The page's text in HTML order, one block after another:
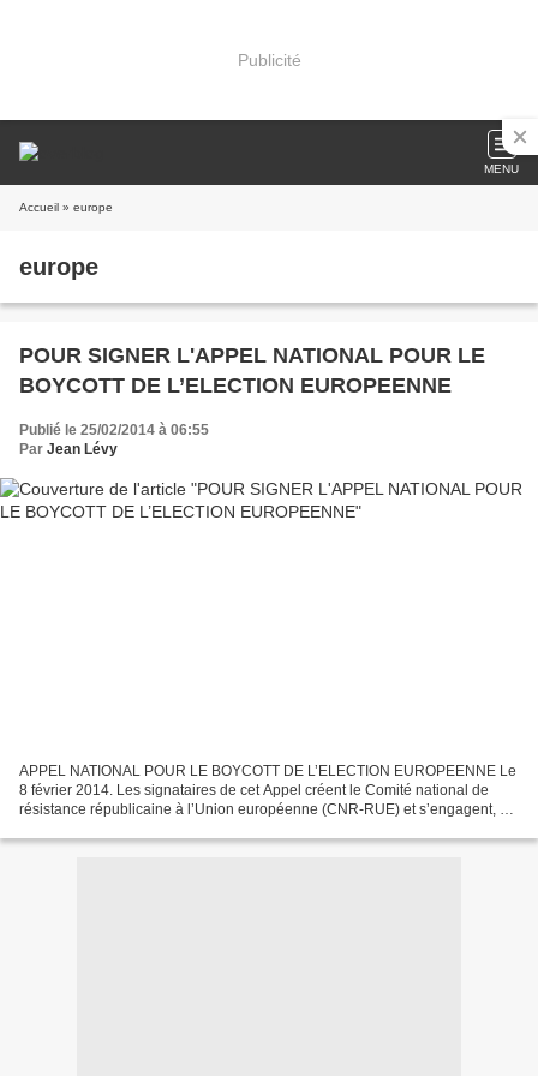
Publicité
MENU
Accueil » europe
europe
POUR SIGNER L'APPEL NATIONAL POUR LE
BOYCOTT DE L’ELECTION EUROPEENNE
Publié le 25/02/2014 à 06:55
Par Jean Lévy
APPEL NATIONAL POUR LE BOYCOTT DE L’ELECTION EUROPEENNE Le
8 février 2014. Les signataires de cet Appel créent le Comité national de
résistance républicaine à l’Union européenne (CNR-RUE) et s’engagent, en